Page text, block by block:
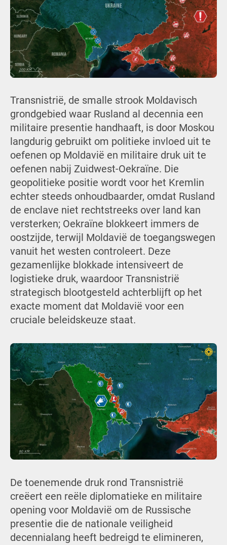
Transnistrië, de smalle strook Moldavisch
grondgebied waar Rusland al decennia een
militaire presentie handhaaft, is door Moskou
langdurig gebruikt om politieke invloed uit te
oefenen op Moldavië en militaire druk uit te
oefenen nabij Zuidwest-Oekraïne. Die
geopolitieke positie wordt voor het Kremlin
echter steeds onhoudbaarder, omdat Rusland
de enclave niet rechtstreeks over land kan
versterken; Oekraïne blokkeert immers de
oostzijde, terwijl Moldavië de toegangswegen
vanuit het westen controleert. Deze
gezamenlijke blokkade intensiveert de
logistieke druk, waardoor Transnistrië
strategisch blootgesteld achterblijft op het
exacte moment dat Moldavië voor een
cruciale beleidskeuze staat.
De toenemende druk rond Transnistrië
creëert een reële diplomatieke en militaire
opening voor Moldavië om de Russische
presentie die de nationale veiligheid
decennialang heeft bedreigd te elimineren,